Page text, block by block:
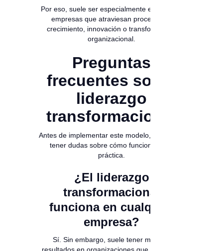
Por eso, suele ser especialmente efectivo en
empresas que atraviesan procesos de
crecimiento, innovación o transformación
organizacional.
Preguntas
frecuentes sobre
liderazgo
transformacional
Antes de implementar este modelo, es normal
tener dudas sobre cómo funciona en la
práctica.
¿El liderazgo
transformacional
funciona en cualquier
empresa?
Sí. Sin embargo, suele tener mejores